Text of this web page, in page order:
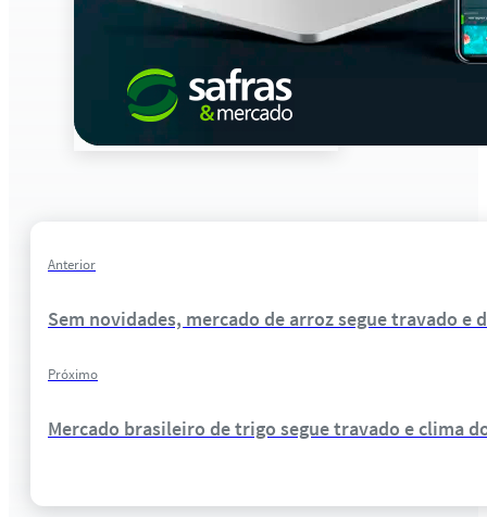
Anterior
Sem novidades, mercado de arroz segue travado e
Próximo
Mercado brasileiro de trigo segue travado e clima